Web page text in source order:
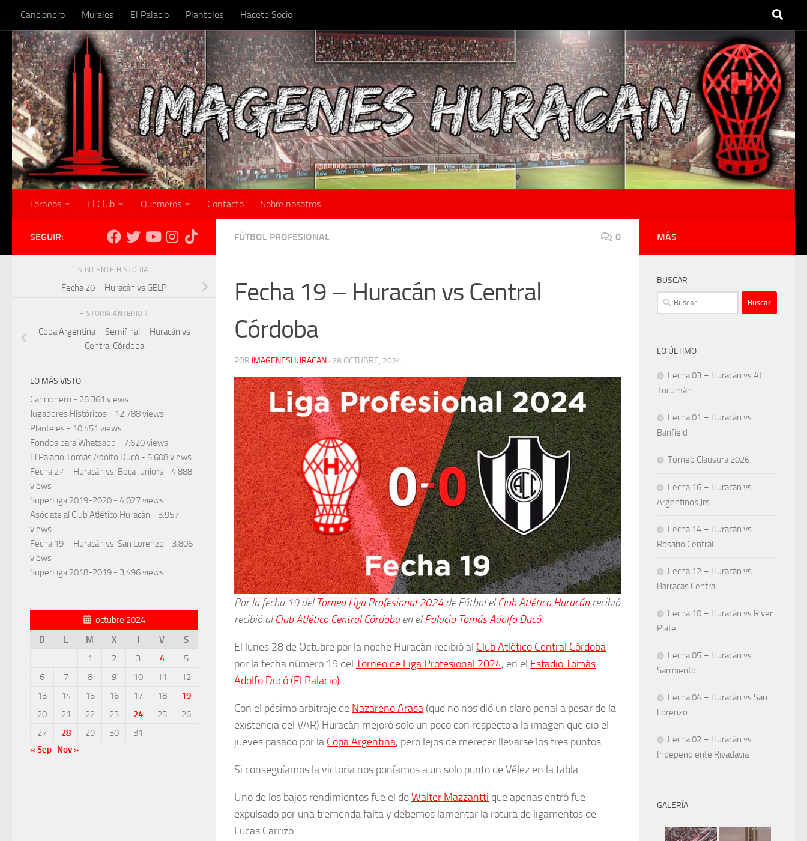
Skip to content
Cancionero Murales El Palacio Planteles Hacete Socio
Torneos El Club Quemeros Contacto Sobre nosotros
FÚTBOL PROFESIONAL 0
Fecha 19 – Huracán vs Central
Córdoba
POR IMAGENESHURACAN · 28 OCTUBRE, 2024
Por la fecha 19 del Torneo Liga Profesional 2024 de Fútbol elClub Atlético Huracánrecibió
recibió alClub Atlético Central Córdobaen elPalacio Tomás Adolfo Ducó.
El lunes 28 de Octubre por la noche Huracán recibió al Club Atlético Central Córdoba
por la fecha número 19 del Torneo de Liga Profesional 2024, en el Estadio Tomás
Adolfo Ducó (El Palacio).
Con el pésimo arbitraje de Nazareno Arasa (que no nos dió un claro penal a pesar de la
existencia del VAR) Huracán mejoró solo un poco con respecto a la imagen que dio el
jueves pasado por la Copa Argentina, pero lejos de merecer llevarse los tres puntos.
Si conseguíamos la victoria nos poníamos a un solo punto de Vélez en la tabla.
Uno de los bajos rendimientos fue el deWalter Mazzantti que apenas entró fue
expulsado por una tremenda falta y debemos lamentar la rotura de ligamentos de
Lucas Carrizo.
SEGUIR:
SIGUIENTE HISTORIA
Fecha 20 – Huracán vs GELP
HISTORIA ANTERIOR
Copa Argentina – Semifinal – Huracán vs
Central Córdoba
LO MÁS VISTO
Cancionero - 26.361 views
Jugadores Históricos - 12.788 views
Planteles - 10.451 views
Fondos para Whatsapp - 7.620 views
El Palacio Tomás Adolfo Ducó - 5.608 views
Fecha 27 – Huracán vs. Boca Juniors - 4.888
views
SuperLiga 2019-2020 - 4.027 views
Asóciate al Club Atlético Huracán - 3.957
views
Fecha 19 – Huracán vs. San Lorenzo - 3.806
views
SuperLiga 2018-2019 - 3.496 views
octubre 2024
D
L M X J V
S
1
2 3 4
5
6
7 8 9 10 11
12
13
14 15 16 17 18
19
20
21 22 23 24 25
26
27
28 29 30
31
« Sep Nov »
MÁS
BUSCAR
Buscar:
LO ÚLTIMO
Fecha 03 – Huracán vs At.
Tucumán
Fecha 01 – Huracán vs
Banfield
Torneo Clausura 2026
Fecha 16 – Huracán vs
Argentinos Jrs.
Fecha 14 – Huracán vs
Rosario Central
Fecha 12 – Huracán vs
Barracas Central
Fecha 10 – Huracán vs River
Plate
Fecha 05 – Huracán vs
Sarmiento
Fecha 04 – Huracán vs San
Lorenzo
Fecha 02 – Huracán vs
Independiente Rivadavia
GALERÍA